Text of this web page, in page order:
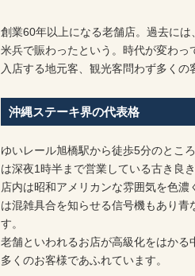
創業60年以上になる老舗店。過去に
米兵で賑わったという。時代が変わ
入店する地元客、観光客問わず多くの
沖縄ステーキ界の代表格
ゆいレール旭橋駅から徒歩5分のとこ
は深夜1時半まで営業している古き良
店内は昭和アメリカンな雰囲気を色
は混雑具合を知らせる信号機もあり
す。
老舗といわれるお店が高級化をはか
多くのお客様であふれています。